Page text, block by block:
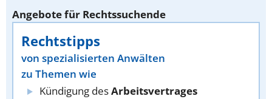
Angebote für Rechtssuchende
Rechtstipps
von spezialisierten Anwälten
zu Themen wie
Kündigung desArbeitsvertrages